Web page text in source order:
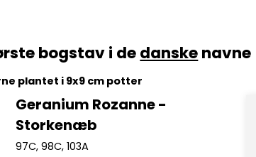
bogstav i dedanskenavne
plantet i 9x9 cm potter
Geranium Rozanne -
Storkenæb
97C, 98C, 103A